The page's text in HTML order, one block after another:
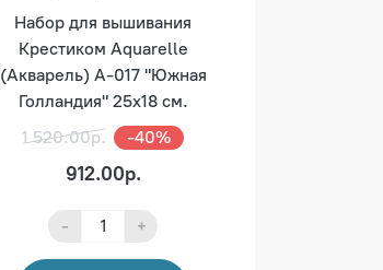
Набор для вышивания
Крестиком Aquarelle
(Акварель) А-017 "Южная
Голландия" 25х18 см.
1 520.00р.
-40%
912.00р.
- +